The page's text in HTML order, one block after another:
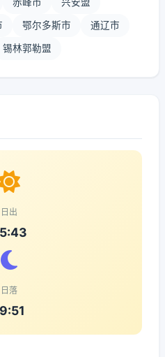
鄂尔多斯市 通辽市
锡林郭勒盟
日出
日落